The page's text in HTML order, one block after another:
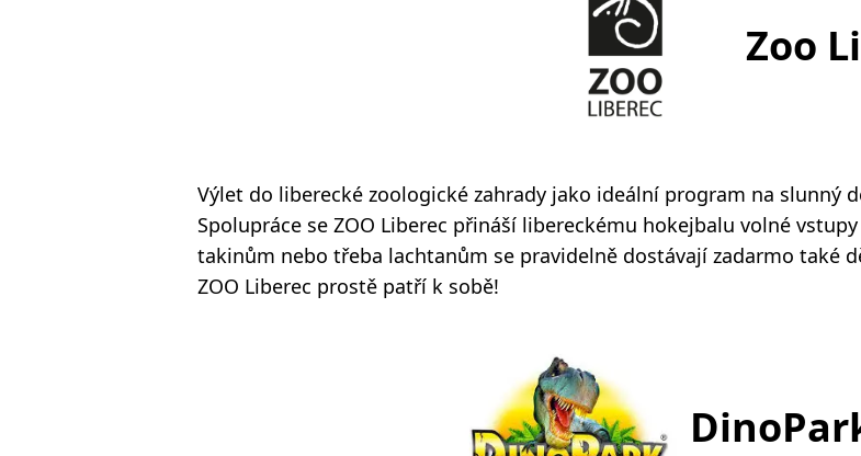
Zoo
Výlet do liberecké zoologické zahrady jako ideální program na slunný
Spolupráce se ZOO Liberec přináší libereckému hokejbalu volné
takinům nebo třeba lachtanům se pravidelně dostávají zadarmo také
ZOO Liberec prostě patří k sobě!